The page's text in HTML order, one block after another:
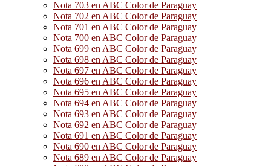
Nota 703 en ABC Color de Paraguay
Nota 702 en ABC Color de Paraguay
Nota 701 en ABC Color de Paraguay
Nota 700 en ABC Color de Paraguay
Nota 699 en ABC Color de Paraguay
Nota 698 en ABC Color de Paraguay
Nota 697 en ABC Color de Paraguay
Nota 696 en ABC Color de Paraguay
Nota 695 en ABC Color de Paraguay
Nota 694 en ABC Color de Paraguay
Nota 693 en ABC Color de Paraguay
Nota 692 en ABC Color de Paraguay
Nota 691 en ABC Color de Paraguay
Nota 690 en ABC Color de Paraguay
Nota 689 en ABC Color de Paraguay